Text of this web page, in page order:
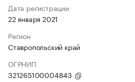
Дата регистрации
22 января 2021
Регион
Ставропольский край
ОГРНИП
321265100004843